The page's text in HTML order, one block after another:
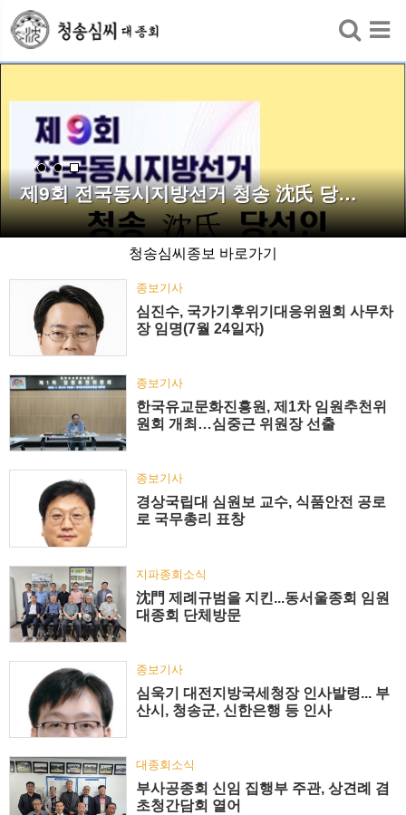
제9회 전국동시지방선거 청송 沈氏 당…
청송심씨종보 바로가기
종보기사
심진수, 국가기후위기대응위원회 사무차
장 임명(7월 24일자)
종보기사
한국유교문화진흥원, 제1차 임원추천위
원회 개최…심중근 위원장 선출
종보기사
경상국립대 심원보 교수, 식품안전 공로
로 국무총리 표창
지파종회소식
沈門 제례규범을 지킨...동서울종회 임원
대종회 단체방문
종보기사
심욱기 대전지방국세청장 인사발령... 부
산시, 청송군, 신한은행 등 인사
대종회소식
부사공종회 신임 집행부 주관, 상견례 겸
초청간담회 열어